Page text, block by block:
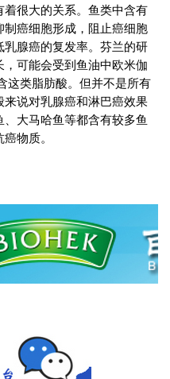
很大的关系。鱼类中含有
癌细胞形成，阻止癌细胞
腺癌的复发率。芬兰的研
可能会受到鱼油中欧米伽
这类脂肪酸。但并不是所有
说对乳腺癌和淋巴癌效果
大马哈鱼等都含有较多鱼
物质。